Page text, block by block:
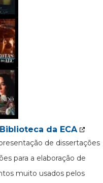
da ECA
de dissertações
para a elaboração de
muito usados pelos